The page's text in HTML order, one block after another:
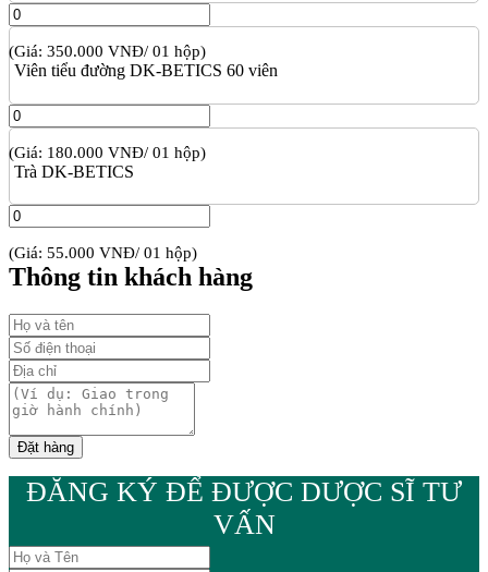
(Giá: 350.000 VNĐ/ 01 hộp)
Viên tiểu đường DK-BETICS 60 viên
(Giá: 180.000 VNĐ/ 01 hộp)
Trà DK-BETICS
(Giá: 55.000 VNĐ/ 01 hộp)
Thông tin khách hàng
ĐĂNG KÝ ĐỂ ĐƯỢC DƯỢC SĨ TƯ
VẤN